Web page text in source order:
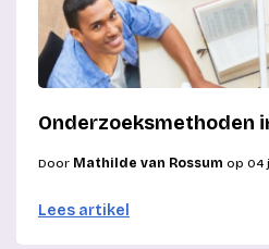
Onderzoeksmethoden
Door Mathilde van Rossum op 04
Lees artikel